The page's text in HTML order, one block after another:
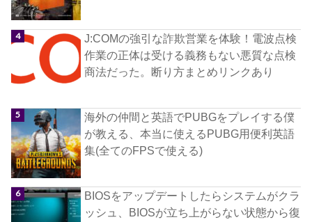
J:COMの強引な詐欺営業を体験！電波点検
作業の正体は受ける義務もない悪質な点検
商法だった。断り方まとめリンクあり
海外の仲間と英語でPUBGをプレイする僕
が教える、本当に使えるPUBG用便利英語
集(全てのFPSで使える)
BIOSをアップデートしたらシステムがクラ
ッシュ、BIOSが立ち上がらない状態から復